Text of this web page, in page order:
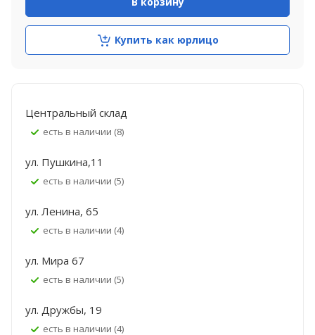
Купить как юрлицо
Центральный склад
Есть в наличии (8)
ул. Пушкина,11
Есть в наличии (5)
ул. Ленина, 65
Есть в наличии (4)
ул. Мира 67
Есть в наличии (5)
ул. Дружбы, 19
Есть в наличии (4)